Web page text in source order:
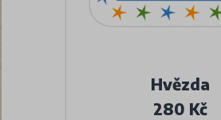
Hvězda
280 Kč